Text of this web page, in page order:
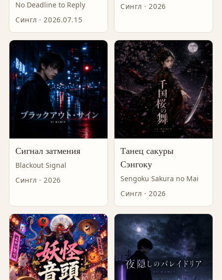
No Deadline to Reply
Сингл · 2026.07.15
Сингл · 2026
Сигнал затмения
Blackout Signal
Сингл · 2026
Танец сакуры
Сэнгоку
Sengoku Sakura no Mai
Сингл · 2026